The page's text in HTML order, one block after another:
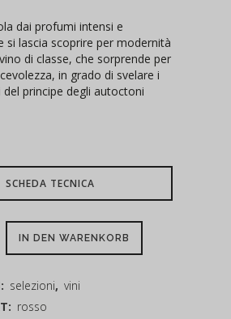
dai profumi intensi e
si lascia scoprire per modernità
di classe, che sorprende per
in grado di svelare i
principe degli autoctoni
SCHEDA TECNICA
IN DEN WARENKORB
selezioni, vini
rosso